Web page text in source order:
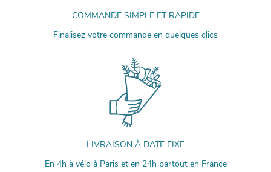
COMMANDE SIMPLE ET RAPIDE
Finalisez votre commande en quelques clics
LIVRAISON À DATE FIXE
En 4h à vélo à Paris et en 24h partout en France